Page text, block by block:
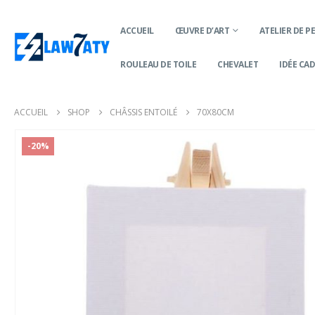
ACCUEIL ŒUVRE D’ART ATELIER DE
ROULEAU DE TOILE CHEVALET IDÉE
ACCUEIL SHOP CHÂSSIS ENTOILÉ 70X80CM
-20%